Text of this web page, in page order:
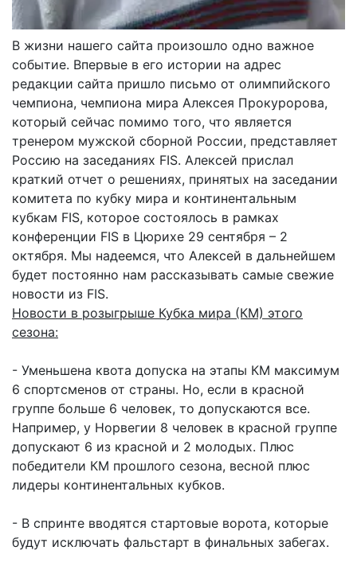
В жизни нашего сайта произошло одно важное
событие. Впервые в его истории на адрес
редакции сайта пришло письмо от олимпийского
чемпиона, чемпиона мира Алексея Прокуророва,
который сейчас помимо того, что является
тренером мужской сборной России, представляет
Россию на заседаниях FIS. Алексей прислал
краткий отчет о решениях, принятых на заседании
комитета по кубку мира и континентальным
кубкам FIS, которое состоялось в рамках
конференции FIS в Цюрихе 29 сентября – 2
октября. Мы надеемся, что Алексей в дальнейшем
будет постоянно нам рассказывать самые свежие
новости из FIS.
Новости в розыгрыше Кубка мира (КМ) этого
сезона:
- Уменьшена квота допуска на этапы КМ максимум
6 спортсменов от страны. Но, если в красной
группе больше 6 человек, то допускаются все.
Например, у Норвегии 8 человек в красной группе
допускают 6 из красной и 2 молодых. Плюс
победители КМ прошлого сезона, весной плюс
лидеры континентальных кубков.
- В спринте вводятся стартовые ворота, которые
будут исключать фальстарт в финальных забегах.